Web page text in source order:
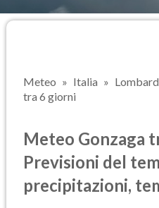
Meteo Italia
tra 6 giorni
Meteo Gonzaga
Previsioni del
precipitazioni,